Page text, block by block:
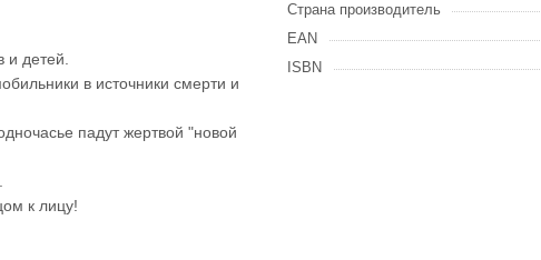
детей.
в источники смерти и
падут жертвой "новой
к лицу!
Страна производитель
EAN
ISBN